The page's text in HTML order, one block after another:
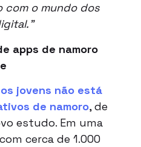
o mundo dos
apps de namoro
jovens não está
de namoro, de
estudo. Em uma
cerca de 1.000